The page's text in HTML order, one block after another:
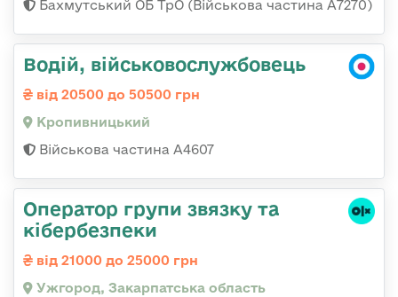
Бахмутський ОБ ТрО (Військова частина А7270)
Водій, військовослужбовець
від 20500 до 50500 грн
Кропивницький
Військова частина А4607
Оператор групи звязку та
кібербезпеки
від 21000 до 25000 грн
Ужгород, Закарпатська область